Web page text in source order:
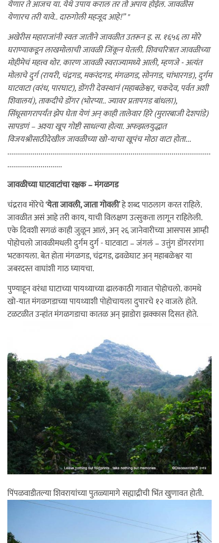
येणार ते आजच या. येथे उपाय कराल तर तो अपाय होईल. जावळीस
येणारच तरी यावे.. दारुगोली महजूद आहे!” "
अखेरीस महाराजांनी स्वतः जातीने जावळीत उतरून इ. स. १६५६ ला मोरे
घराण्याकडून लाखमोलाची जावळी जिंकून घेतली. शिवचरित्रात जावळीच्या
मोहीमेचं महत्त्व थोर. कारण जावळी स्वराज्यामध्ये आली, म्हणजे - अत्यंत
मोलाचे दुर्ग (रायरी, चंद्रगड, मकरंदगड, मंगळगड, सोनगड, चांभारगड), दुर्गम
घाटवाटा (वरंध, पारघाट), डोंगरी देवस्थानं (महाबळेश्वर, चकदेव, पर्वत अशी
शिवालयं), ताकदीचे डोंगर (भोरप्या.. ज्यावर प्रतापगड बांधला),
सिंधूसागरापर्यंत झेप घेता येणं अन् काही तालेवार हिरे (मुरारबाजी देशपांडे)
सापडणं – अश्या खूप गोष्टी साधल्या होत्या. अफझलयुद्धात
विजयश्रीसाठीदेखील जावळीच्या खो-याचा खूपंच मोठा वाटा होता...
........................................................................................................
............................
जावळीच्या घाटवाटांचा रक्षक – मंगळगड
चंद्रराव मोरेचे ‘येता जावली, जाता गोवली’ हे शब्द पाठलाग करत राहिले.
जावळीत असं आहे तरी काय, याची विलक्षण उत्सुकता लागून राहिलेली.
एके दिवशी सगळं काही जुळून आलं, अन् २६ जानेवारीच्या आसपास आम्ही
पोहोचलो जावळीमधली दुर्गम दुर्ग - घाटवाटा – जंगलं – उत्तुंग डोंगररांगा
भटकायला. बेत होता मंगळगड, चंद्रगड, ढवळेघाट अन् महाबळेश्वर या
जबरदस्त वाघांशी गाठ घ्यायचा.
पुण्याहून वरंधा घाटाच्या पायथ्याच्या ढालकाठी गावात पोहोचलो. कामथे
खो-यात मंगळगडाच्या पायथ्याशी पोहोचायला दुपारचे १२ वाजले होते.
टळटळीत उन्हांत मंगळगडाचा कातळ अन् झाडोरा झक्कास दिसत होते.
पिंपळवाडीतल्या शिवरायांच्या पुतळ्यामागे सह्याद्रीची भिंत खुणावत होती.